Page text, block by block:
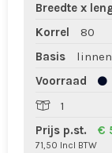
Breedte x
Korrel
80
Basis
linnen
Voorraad
1
Prijs p.st.
€
71,50 Incl BTW